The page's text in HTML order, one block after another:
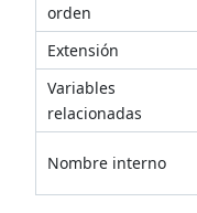
orden
Extensión
Variables
relacionadas
Nombre interno